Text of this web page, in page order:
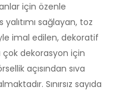
için özenle
yalıtımı sağlayan, toz
imal edilen, dekoratif
çok dekorasyon için
açısından sıva
Sınırsız sayıda